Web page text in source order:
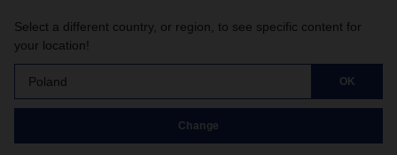
Select a different country, or region, to see specific content for
your location!
Poland OK
Change